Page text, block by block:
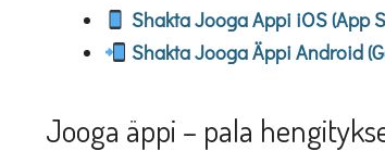
Shakta Jooga Appi iOS (App
Shakta Jooga Äppi Android
Jooga äppi – pala